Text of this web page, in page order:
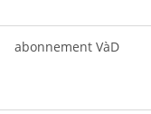
abonnement VàD